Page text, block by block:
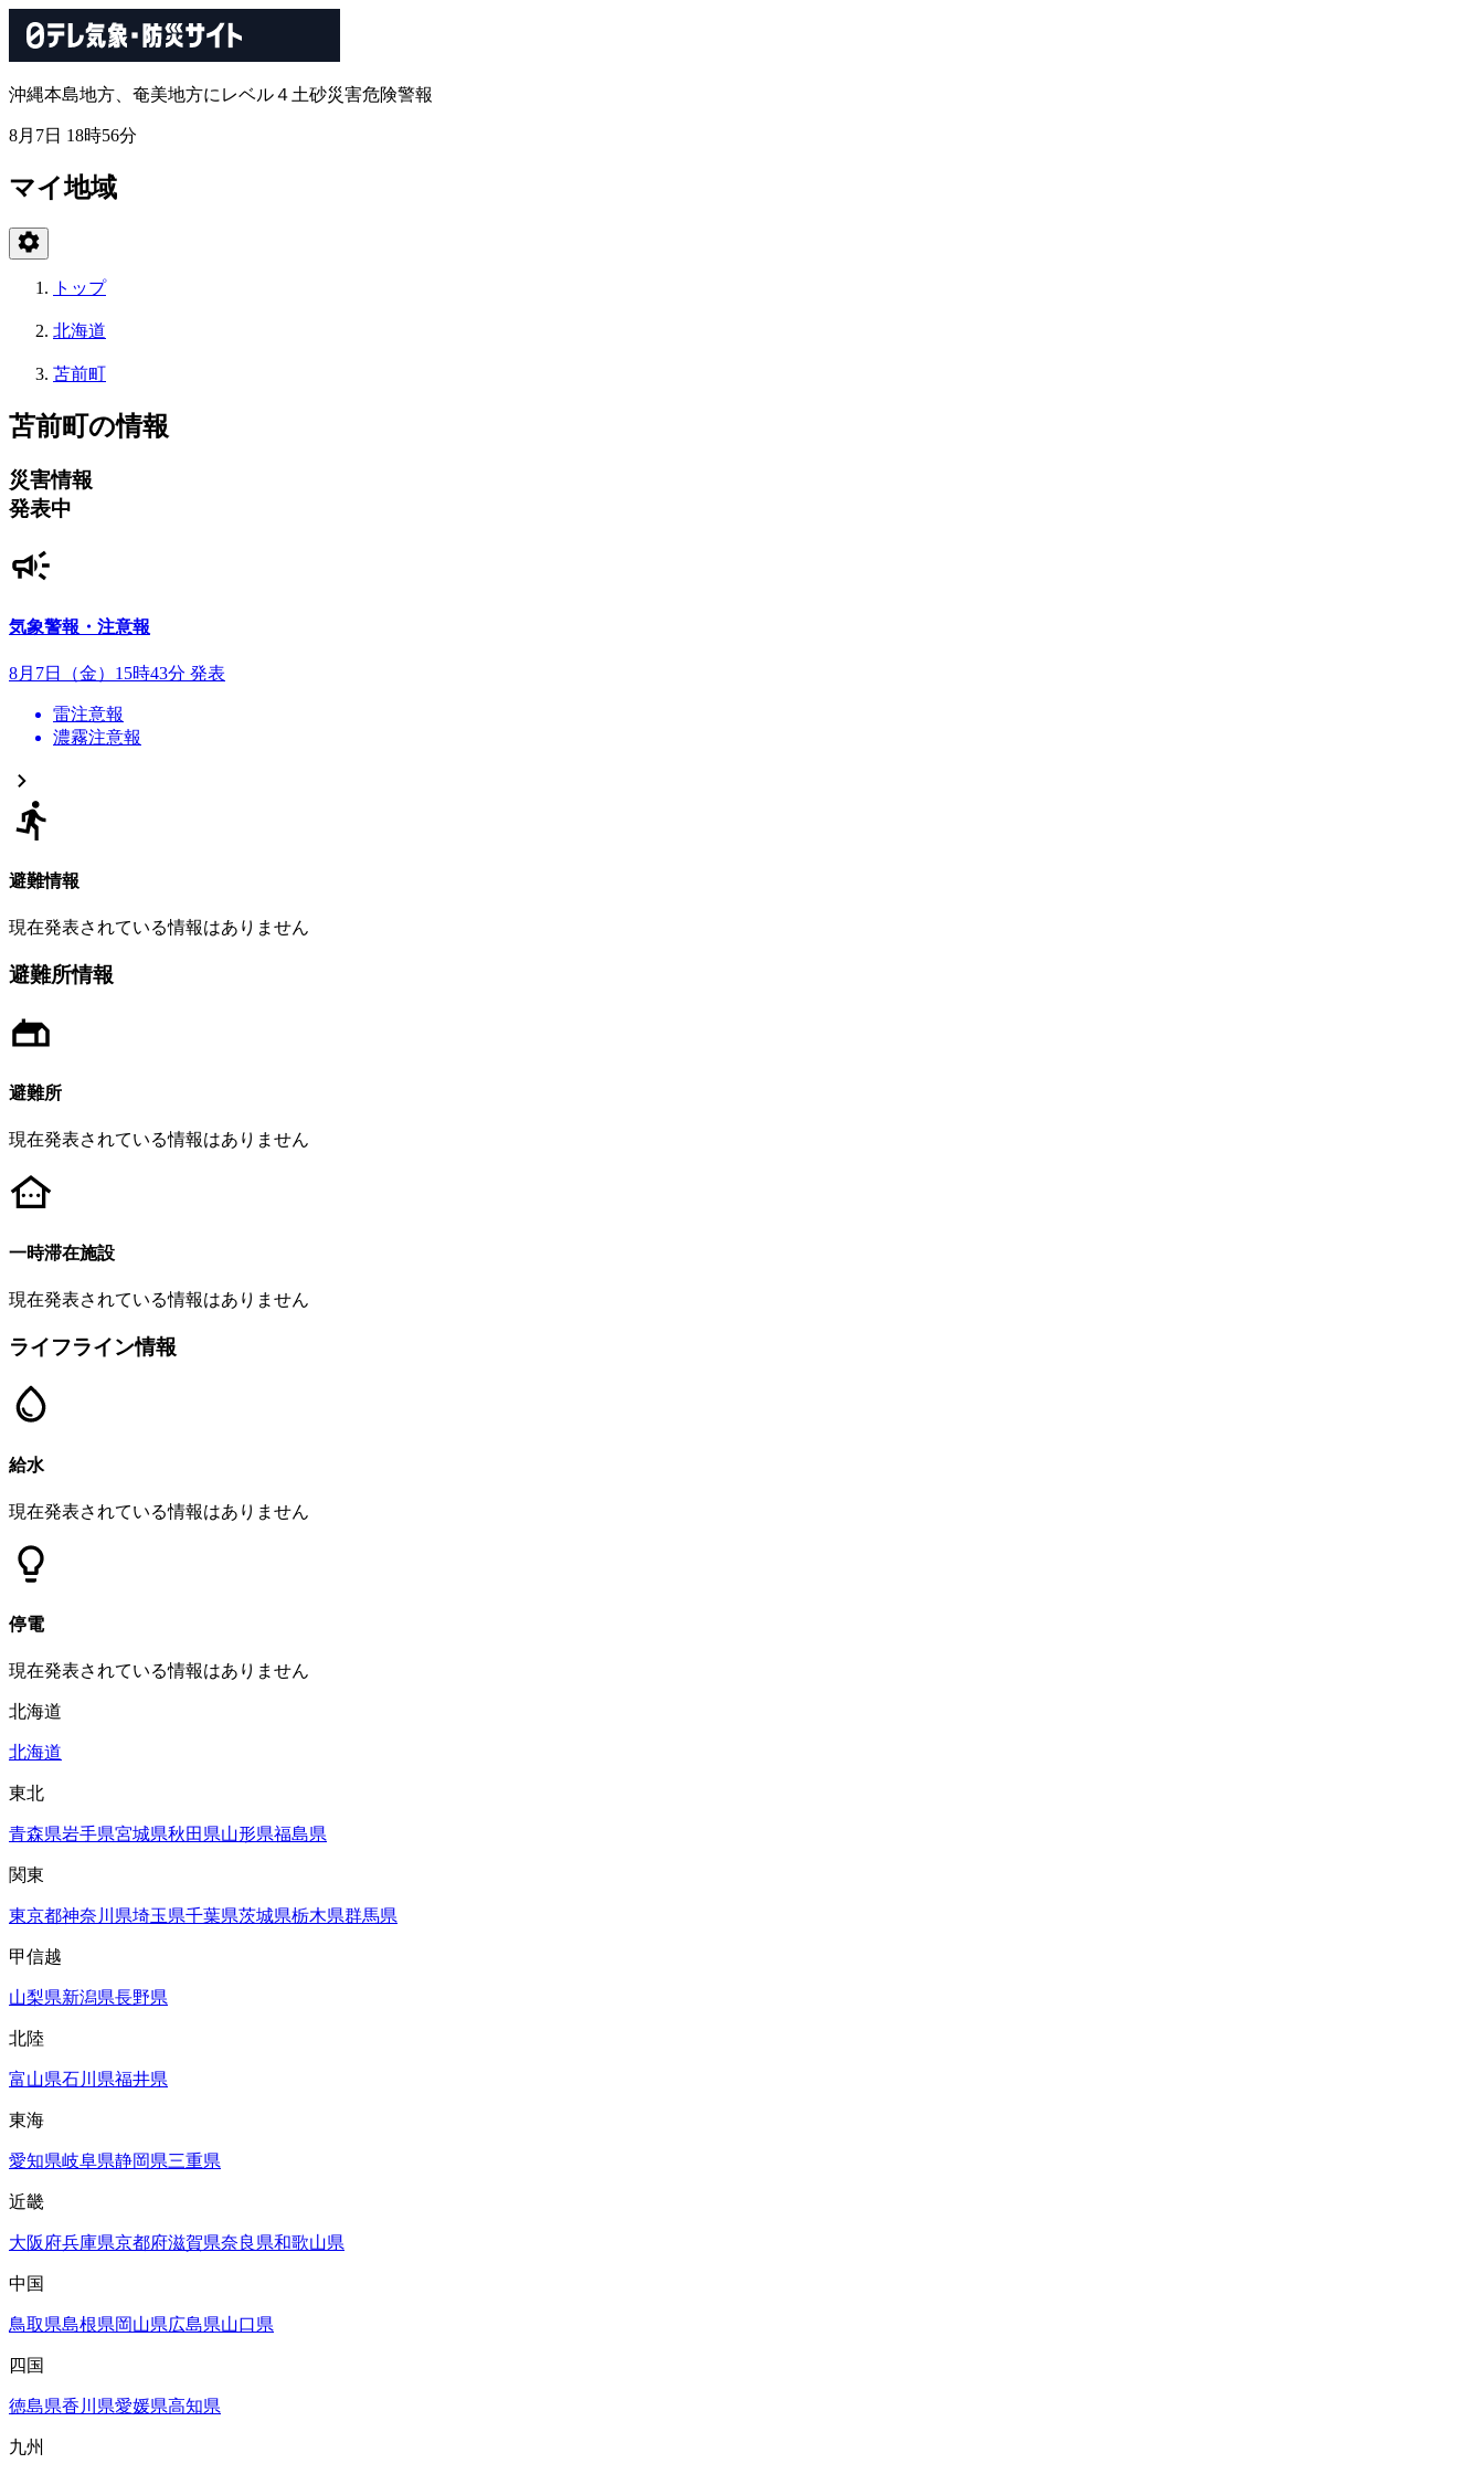
沖縄本島地方、奄美地方にレベル４土砂災害危険警報
8月7日 18時56分
マイ地域
トップ
北海道
苫前町
苫前町の情報
災害情報
発表中
気象警報・注意報
8月7日（金）15時43分 発表
雷注意報
濃霧注意報
避難情報
現在発表されている情報はありません
避難所情報
避難所
現在発表されている情報はありません
一時滞在施設
現在発表されている情報はありません
ライフライン情報
給水
現在発表されている情報はありません
停電
現在発表されている情報はありません
北海道
北海道
東北
青森県岩手県宮城県秋田県山形県福島県
関東
東京都神奈川県埼玉県千葉県茨城県栃木県群馬県
甲信越
山梨県新潟県長野県
北陸
富山県石川県福井県
東海
愛知県岐阜県静岡県三重県
近畿
大阪府兵庫県京都府滋賀県奈良県和歌山県
中国
鳥取県島根県岡山県広島県山口県
四国
徳島県香川県愛媛県高知県
九州